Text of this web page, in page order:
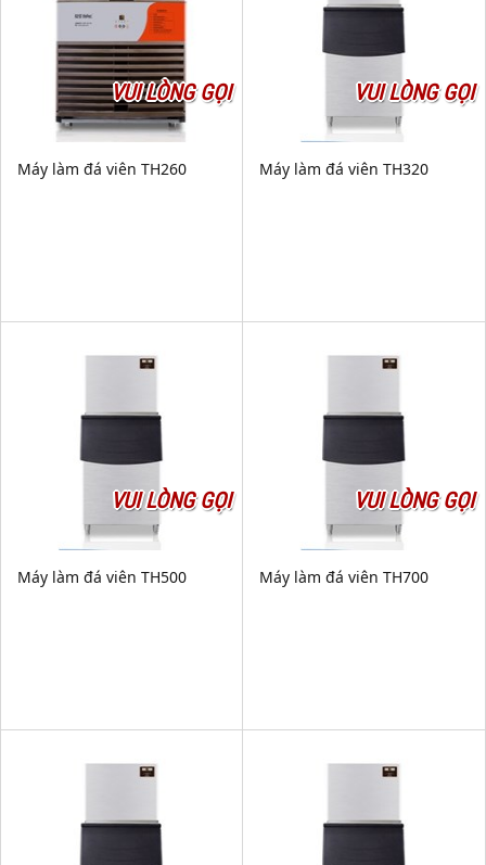
VUI LÒNG GỌI
Máy làm đá viên TH260
VUI LÒNG GỌI
Máy làm đá viên TH320
VUI LÒNG GỌI
Máy làm đá viên TH500
VUI LÒNG GỌI
Máy làm đá viên TH700